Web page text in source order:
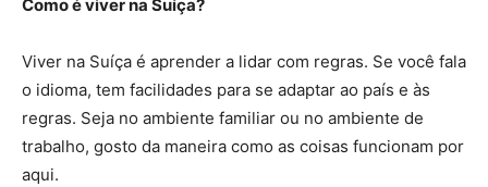
Como é viver na Suíça?
Viver na Suíça é aprender a lidar com regras. Se você fala
o idioma, tem facilidades para se adaptar ao país e às
regras. Seja no ambiente familiar ou no ambiente de
trabalho, gosto da maneira como as coisas funcionam por
aqui.